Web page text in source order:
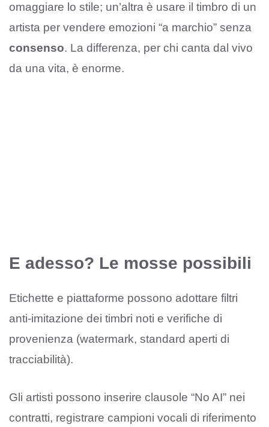
omaggiare lo stile; un’altra è usare il timbro di un
artista per vendere emozioni “a marchio” senza
consenso. La differenza, per chi canta dal vivo
da una vita, è enorme.
E adesso? Le mosse possibili
Etichette e piattaforme possono adottare filtri
anti-imitazione dei timbri noti e verifiche di
provenienza (watermark, standard aperti di
tracciabilità).
Gli artisti possono inserire clausole “No AI” nei
contratti, registrare campioni vocali di riferimento